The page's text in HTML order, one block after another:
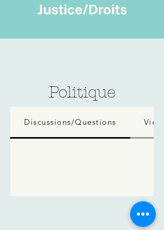
Justice/Droits
Politique
Discussions/Questions